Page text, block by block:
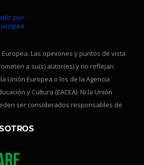
Las opiniones y puntos de vista
a su(s) autor(es) y no reflejan
Unión Europea o los de la Agencia
y Cultura (EACEA). Ni la Unión
ser considerados responsables de